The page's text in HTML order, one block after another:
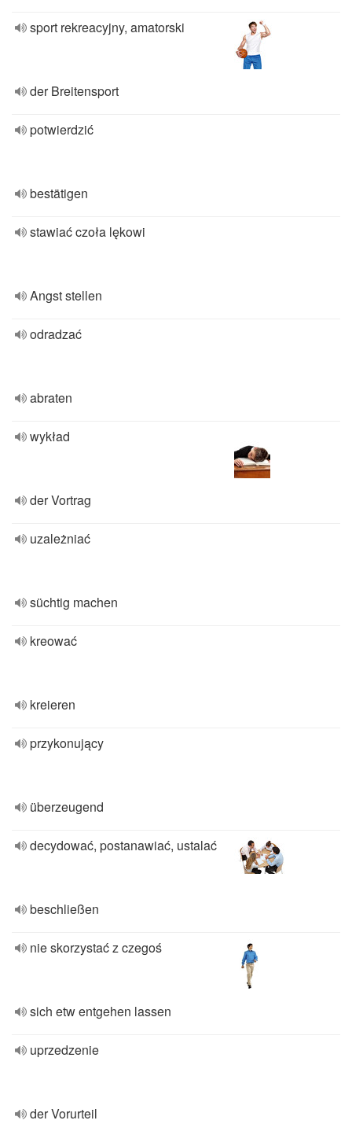
sport rekreacyjny, amatorski
der Breitensport
potwierdzić
bestätigen
stawiać czoła lękowi
Angst stellen
odradzać
abraten
wykład
der Vortrag
uzależniać
süchtig machen
kreować
kreieren
przykonujący
überzeugend
decydować, postanawiać, ustalać
beschließen
nie skorzystać z czegoś
sich etw entgehen lassen
uprzedzenie
der Vorurteil